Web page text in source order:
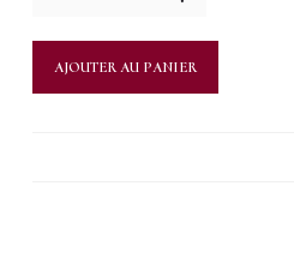
Épilation
AJOUTER AU PANIER